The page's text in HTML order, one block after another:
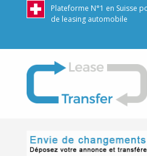
Plateforme N°1 en Suisse
de leasing automobile
LeaseTransfer